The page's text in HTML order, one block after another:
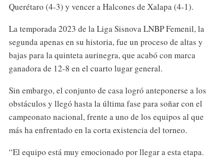
Querétaro (4-3) y vencer a Halcones de Xalapa (4-1).
La temporada 2023 de la Liga Sisnova LNBP Femenil, la
segunda apenas en su historia, fue un proceso de altas y
bajas para la quinteta aurinegra, que acabó con marca
ganadora de 12-8 en el cuarto lugar general.
Sin embargo, el conjunto de casa logró anteponerse a los
obstáculos y llegó hasta la última fase para soñar con el
campeonato nacional, frente a uno de los equipos al que
más ha enfrentado en la corta existencia del torneo.
“El equipo está muy emocionado por llegar a esta etapa.